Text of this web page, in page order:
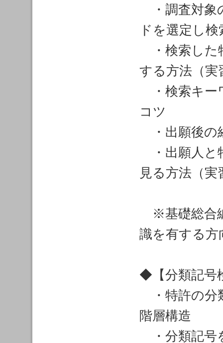
・調査対象
ドを選定し
・検索した
する方法（実
・検索キー
コツ
・出願後の
・出願人と
見る方法（実
※基礎総合
識を有する方
◆【分類記号
・特許の分
階層構造
・分類記号